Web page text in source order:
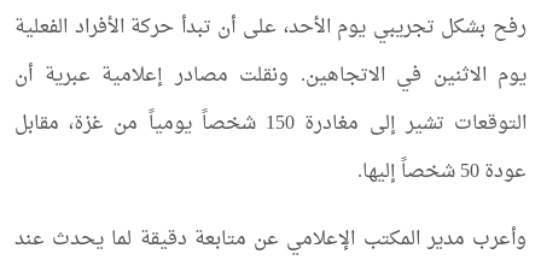
رفح بشكل تجريبي يوم الأحد، على أن تبدأ حركة الأفراد الفعلية
يوم الاثنين في الاتجاهين. ونقلت مصادر إعلامية عبرية أن
التوقعات تشير إلى مغادرة 150 شخصاً يومياً من غزة، مقابل
عودة 50 شخصاً إليها.
وأعرب مدير المكتب الإعلامي عن متابعة دقيقة لما يحدث عند